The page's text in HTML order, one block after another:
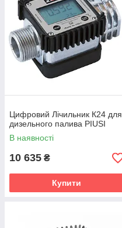
Цифровий Лічильник К24 для
дизельного палива PIUSI
В наявності
10 635 ₴
Купити